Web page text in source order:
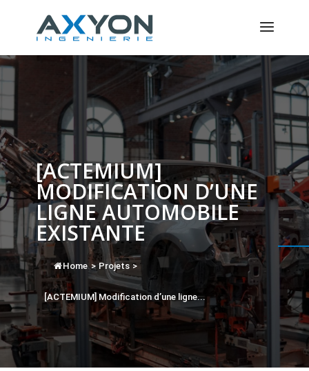
[ACTEMIUM]
MODIFICATION D’UNE
LIGNE AUTOMOBILE
EXISTANTE
Home > Projets >
[ACTEMIUM] Modification d’une ligne...